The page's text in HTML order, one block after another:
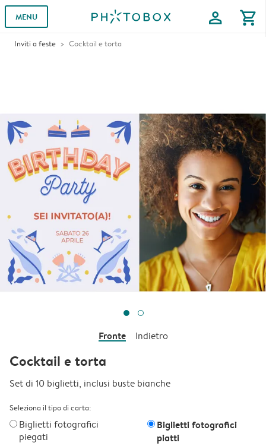
MENU profile shopping_cart
Inviti a feste Cocktail e torta
Fronte Indietro
Cocktail e torta
Set di 10 biglietti, inclusi buste bianche
Seleziona il tipo di carta:
Biglietti fotografici
piegati
Biglietti fotografici
piatti